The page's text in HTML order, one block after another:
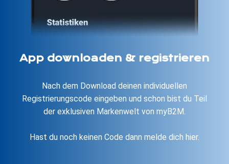
Lass uns wissen wer du bist!
Damit du Jobs übernehmen kannst und dein
Arbeitgeber dich besser Kennenlernen kann, fülle dein
Profil aus. Hast du dieses vervollständigt, kannst du im
unterzeichen. Deinem ersten Job steht nichts mehr im